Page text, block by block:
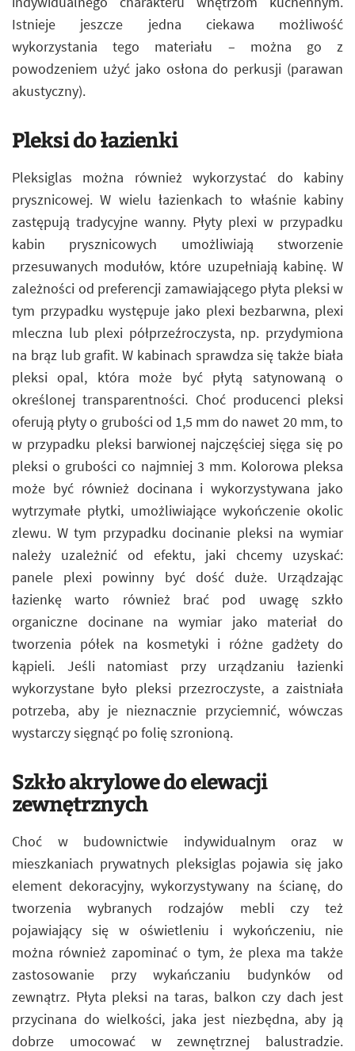
Istnieje jeszcze jedna ciekawa możliwość
wykorzystania tego materiału – można go z
powodzeniem użyć jako osłona do perkusji (parawan
akustyczny).
Pleksi do łazienki
Pleksiglas można również wykorzystać do kabiny
prysznicowej. W wielu łazienkach to właśnie kabiny
zastępują tradycyjne wanny. Płyty plexi w przypadku
kabin prysznicowych umożliwiają stworzenie
przesuwanych modułów, które uzupełniają kabinę. W
zależności od preferencji zamawiającego płyta pleksi w
tym przypadku występuje jako plexi bezbarwna, plexi
mleczna lub plexi półprzeźroczysta, np. przydymiona
na brąz lub grafit. W kabinach sprawdza się także biała
pleksi opal, która może być płytą satynowaną o
określonej transparentności. Choć producenci pleksi
oferują płyty o grubości od 1,5 mm do nawet 20 mm, to
w przypadku pleksi barwionej najczęściej sięga się po
pleksi o grubości co najmniej 3 mm. Kolorowa pleksa
może być również docinana i wykorzystywana jako
wytrzymałe płytki, umożliwiające wykończenie okolic
zlewu. W tym przypadku docinanie pleksi na wymiar
należy uzależnić od efektu, jaki chcemy uzyskać:
panele plexi powinny być dość duże. Urządzając
łazienkę warto również brać pod uwagę szkło
organiczne docinane na wymiar jako materiał do
tworzenia półek na kosmetyki i różne gadżety do
kąpieli. Jeśli natomiast przy urządzaniu łazienki
wykorzystane było pleksi przezroczyste, a zaistniała
potrzeba, aby je nieznacznie przyciemnić, wówczas
wystarczy sięgnąć po folię szronioną.
Szkło akrylowe do elewacji
zewnętrznych
Choć w budownictwie indywidualnym oraz w
mieszkaniach prywatnych pleksiglas pojawia się jako
element dekoracyjny, wykorzystywany na ścianę, do
tworzenia wybranych rodzajów mebli czy też
pojawiający się w oświetleniu i wykończeniu, nie
można również zapominać o tym, że plexa ma także
zastosowanie przy wykańczaniu budynków od
zewnątrz. Płyta pleksi na taras, balkon czy dach jest
przycinana do wielkości, jaka jest niezbędna, aby ją
dobrze umocować w zewnętrznej balustradzie.